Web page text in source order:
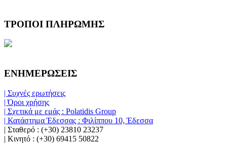
ΤΡΟΠΟΙ ΠΛΗΡΩΜΗΣ
ΕΝΗΜΕΡΩΣΕΙΣ
| Συχνές ερωτήσεις
| Όροι χρήσης
| Σχετικά με εμάς : Polatidis Group
| Κατάστημα Έδεσσας : Φιλίππου 10, Έδεσσα
| Σταθερό : (+30) 23810 23237
| Κινητό : (+30) 69415 50822